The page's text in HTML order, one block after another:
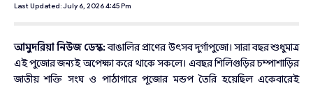
Last Updated: July 6, 2026 4:45 Pm
আমুদরিয়া নিউজ ডেস্ক:বাঙালির প্রাণের উৎসব দুর্গাপুজো। সারা বছর শুধুমাত্র
এই পুজোর জন্যই অপেক্ষা করে থাকে সকলে। এবছর শিলিগুড়ির চম্পাশাড়ির
জাতীয় শক্তি সংঘ ও পাঠাগারে পূজোর মন্ডপ তৈরি হয়েছিল একেবারেই